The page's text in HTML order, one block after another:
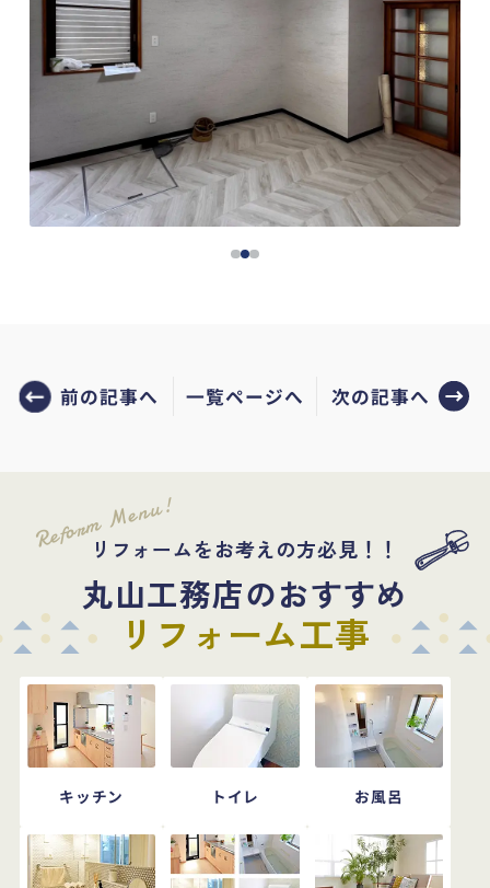
前の記事へ 一覧ページへ 次の記事へ
Reform Menu!
リフォームをお考えの方必見！！
丸山工務店のおすすめ
リフォーム工事
キッチン トイレ お風呂